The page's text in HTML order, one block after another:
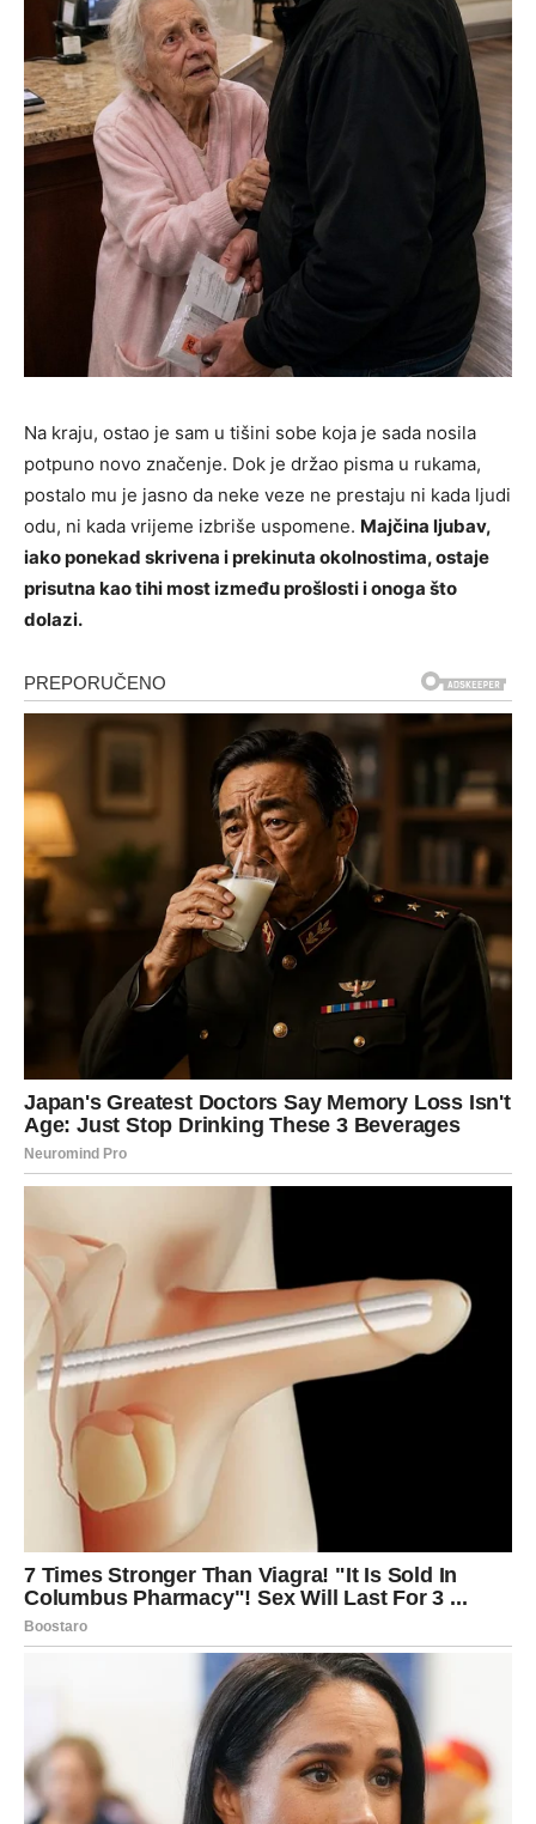
Na kraju, ostao je sam u tišini sobe koja je sada nosila
potpuno novo značenje. Dok je držao pisma u rukama,
postalo mu je jasno da neke veze ne prestaju ni kada ljudi
odu, ni kada vrijeme izbriše uspomene. Majčina ljubav,
iako ponekad skrivena i prekinuta okolnostima, ostaje
prisutna kao tihi most između prošlosti i onoga što
dolazi.